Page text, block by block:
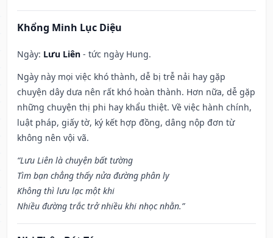
Khổng Minh Lục Diệu
Ngày: Lưu Liên - tức ngày Hung.
Ngày này mọi việc khó thành, dễ bị trễ nải hay gặp
chuyện dây dưa nên rất khó hoàn thành. Hơn nữa, dễ gặp
những chuyện thị phi hay khẩu thiệt. Về việc hành chính,
luật pháp, giấy tờ, ký kết hợp đồng, dâng nộp đơn từ
không nên vội vã.
“Lưu Liên là chuyện bất tường
Tìm bạn chẳng thấy nửa đường phân ly
Không thì lưu lạc một khi
Nhiều đường trắc trở nhiều khi nhọc nhằn.”